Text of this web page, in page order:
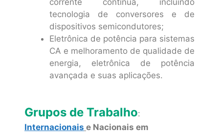
tecnologia de conversores e de
dispositivos semicondutores;
Eletrônica de potência para sistemas
CA e melhoramento de qualidade de
energia, eletrônica de potência
avançada e suas aplicações.
Grupos de Trabalho:
Internacionais e Nacionais em